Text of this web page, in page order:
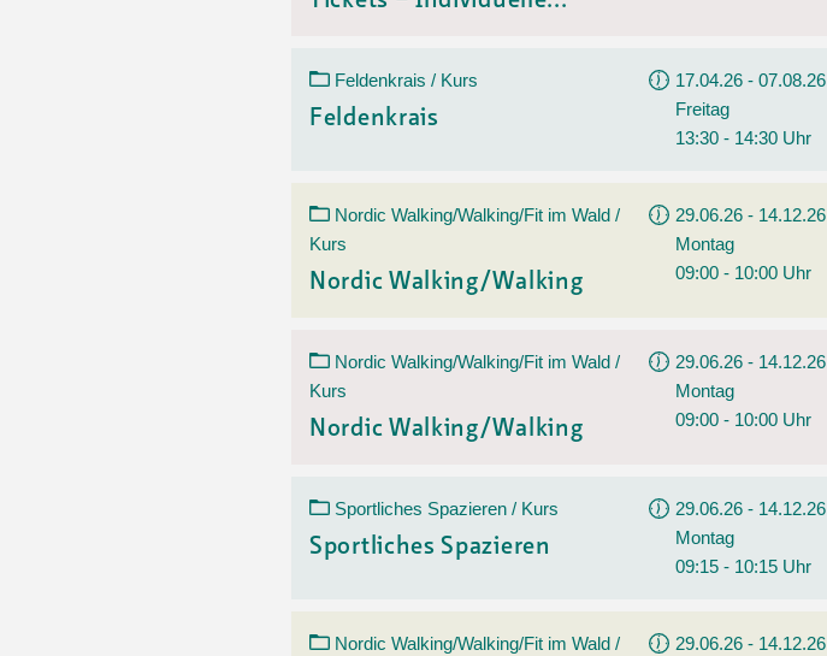
Feldenkrais / Kurs
Feldenkrais
17.04.26 - 07.08.26
Freitag
13:30 - 14:30 Uhr
Nordic Walking/Walking/Fit im Wald /
Kurs
Nordic Walking/Walking
29.06.26 - 14.12.26
Montag
09:00 - 10:00 Uhr
Nordic Walking/Walking/Fit im Wald /
Kurs
Nordic Walking/Walking
29.06.26 - 14.12.26
Montag
09:00 - 10:00 Uhr
Sportliches Spazieren / Kurs
Sportliches Spazieren
29.06.26 - 14.12.26
Montag
09:15 - 10:15 Uhr
Nordic Walking/Walking/Fit im Wald /
29.06.26 - 14.12.26